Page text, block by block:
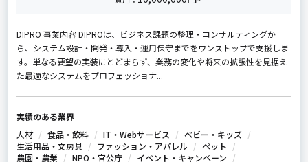
DIPRO 事業内容 DIPROは、ビジネス課題の整理・コンサルティングか
ら、システム設計・開発・導入・運用保守までをワンストップで支援しま
す。単なる要望の実装にとどまらず、業務の変化や将来の拡張性を見据え
た最適なシステムをプロフェッショナ...
実績のある業界
人材
食品・飲料 IT・Webサービス
ベビー・キッズ
生活用品・文房具
ファッション・アパレル
ペット
農園・農業
NPO・官公庁
イベント・キャンペーン